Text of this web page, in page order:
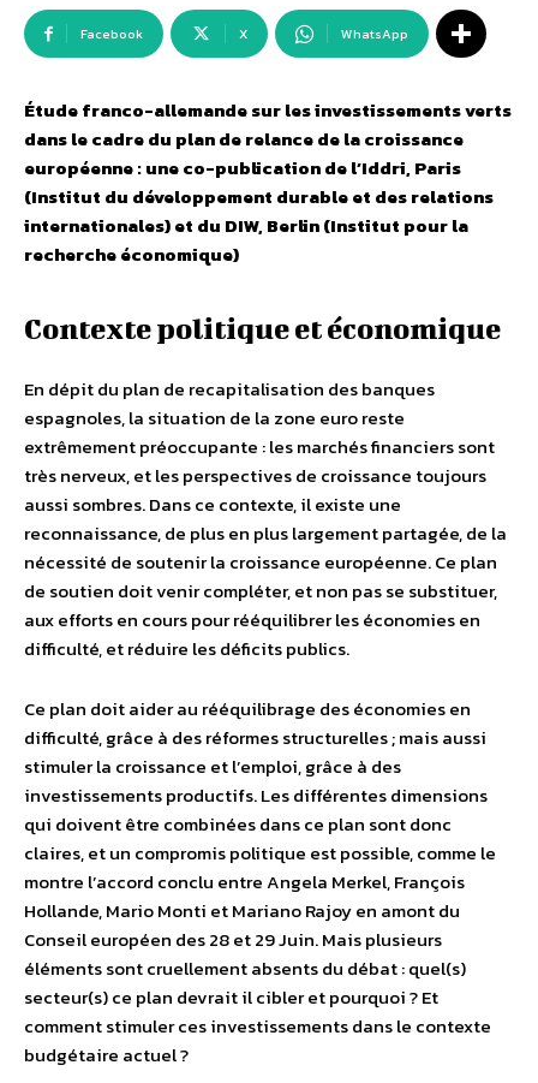
Facebook X WhatsApp
Étude franco-allemande sur les investissements verts
dans le cadre du plan de relance de la croissance
européenne : une co-publication de l’Iddri, Paris
(Institut du développement durable et des relations
internationales) et du DIW, Berlin (Institut pour la
recherche économique)
Contexte politique et économique
En dépit du plan de recapitalisation des banques
espagnoles, la situation de la zone euro reste
extrêmement préoccupante : les marchés financiers sont
très nerveux, et les perspectives de croissance toujours
aussi sombres. Dans ce contexte, il existe une
reconnaissance, de plus en plus largement partagée, de la
nécessité de soutenir la croissance européenne. Ce plan
de soutien doit venir compléter, et non pas se substituer,
aux efforts en cours pour rééquilibrer les économies en
difficulté, et réduire les déficits publics.
Ce plan doit aider au rééquilibrage des économies en
difficulté, grâce à des réformes structurelles ; mais aussi
stimuler la croissance et l’emploi, grâce à des
investissements productifs. Les différentes dimensions
qui doivent être combinées dans ce plan sont donc
claires, et un compromis politique est possible, comme le
montre l’accord conclu entre Angela Merkel, François
Hollande, Mario Monti et Mariano Rajoy en amont du
Conseil européen des 28 et 29 Juin. Mais plusieurs
éléments sont cruellement absents du débat : quel(s)
secteur(s) ce plan devrait il cibler et pourquoi ? Et
comment stimuler ces investissements dans le contexte
budgétaire actuel ?